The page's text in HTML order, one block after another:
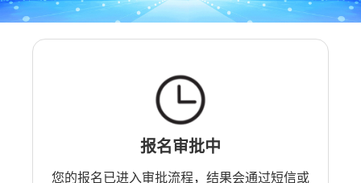
报名审批中
您的报名已进入审批流程，结果会通过短信或